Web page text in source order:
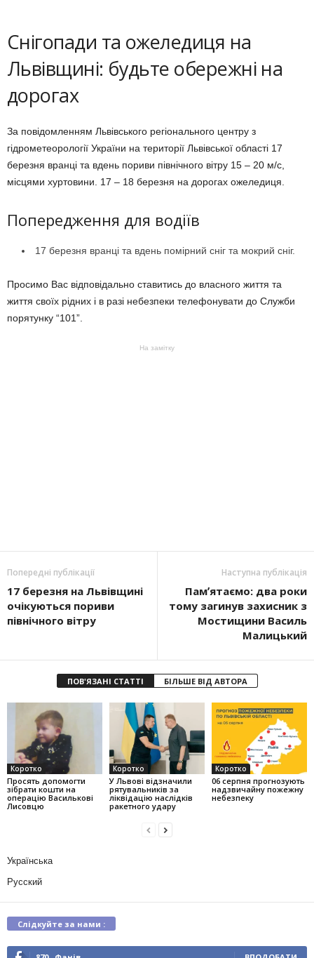
Снігопади та ожеледиця на
Львівщині: будьте обережні на
дорогах
За повідомленням Львівського регіонального центру з
гідрометеорології України на території Львівської області 17
березня вранці та вдень пориви північного вітру 15 – 20 м/с,
місцями хуртовини. 17 – 18 березня на дорогах ожеледиця.
Попередження для водіїв
17 березня вранці та вдень помірний сніг та мокрий сніг.
Просимо Вас відповідально ставитись до власного життя та
життя своїх рідних і в разі небезпеки телефонувати до Служби
порятунку “101”.
На замітку
Попередні публікації
17 березня на Львівщині
очікуються пориви
північного вітру
Наступна публікація
Памʼятаємо: два роки
тому загинув захисник з
Мостищини Василь
Малицький
ПОВ'ЯЗАНІ СТАТТІ БІЛЬШЕ ВІД АВТОРА
Коротко
Просять допомогти
зібрати кошти на
операцію Василькові
Лисовцю
Коротко
У Львові відзначили
рятувальників за
ліквідацію наслідків
ракетного удару
Коротко
06 серпня прогнозують
надзвичайну пожежну
небезпеку
Українська
Русский
Слідкуйте за нами :